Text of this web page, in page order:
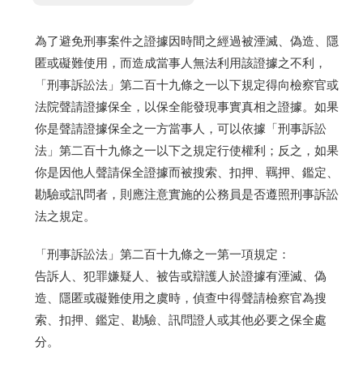
為了避免刑事案件之證據因時間之經過被湮滅、偽造、隱
匿或礙難使用，而造成當事人無法利用該證據之不利，
「刑事訴訟法」第二百十九條之一以下規定得向檢察官或
法院聲請證據保全，以保全能發現事實真相之證據。如果
你是聲請證據保全之一方當事人，可以依據「刑事訴訟
法」第二百十九條之一以下之規定行使權利；反之，如果
你是因他人聲請保全證據而被搜索、扣押、羈押、鑑定、
勘驗或訊問者，則應注意實施的公務員是否遵照刑事訴訟
法之規定。
「刑事訴訟法」第二百十九條之一第一項規定：
告訴人、犯罪嫌疑人、被告或辯護人於證據有湮滅、偽
造、隱匿或礙難使用之虞時，偵查中得聲請檢察官為搜
索、扣押、鑑定、勘驗、訊問證人或其他必要之保全處
分。